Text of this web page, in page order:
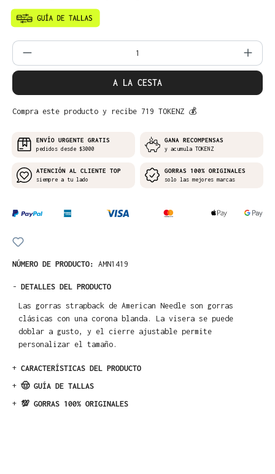
Cantidad del producto: introduce la
A LA CESTA
Compra este producto y recibe 719 TOKENZ 💰
ENVÍO URGENTE GRATIS
pedidos desde $3000
GANA RECOMPENSAS
y acumula TOKENZ
ATENCIÓN AL CLIENTE TOP
siempre a tu lado
GORRAS 100% ORIGINALES
solo las mejores marcas
NÚMERO DE PRODUCTO: AMN1419
- DETALLES DEL PRODUCTO
Las gorras strapback de American Needle son gorras
clásicas con una corona blanda. La visera se puede
doblar a gusto, y el cierre ajustable permite
personalizar el tamaño.
+ CARACTERÍSTICAS DEL PRODUCTO
+ 🤠 GUÍA DE TALLAS
+ 💯 GORRAS 100% ORIGINALES